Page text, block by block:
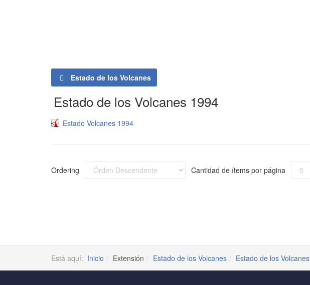
Estado de los Volcanes
Estado de los Volcanes 1994
Estado Volcanes 1994
Ordering Cantidad de ítems por página
Está aquí: Inicio Extensión Estado de los Volcanes Estado de los Volcanes